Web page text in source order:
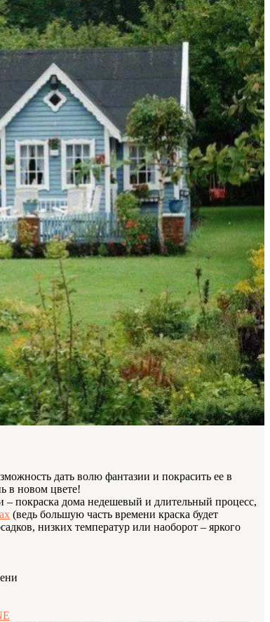
дать волю фантазии и покрасить ее в
в новом цвете!
– покраска дома недешевый и длительный процесс,
(ведь большую часть времени краска будет
низких температур или наоборот – яркого